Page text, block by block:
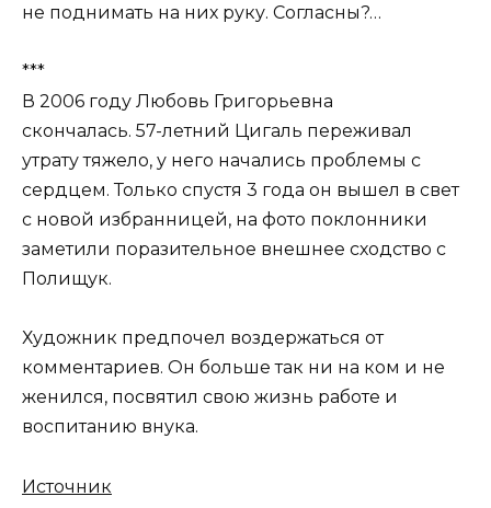
не поднимать на них руку. Согласны?…
***
В 2006 году Любовь Григорьевна
скончалась. 57-летний Цигаль переживал
утрату тяжело, у него начались проблемы с
сердцем. Только спустя 3 года он вышел в свет
с новой избранницей, на фото поклонники
заметили поразительное внешнее сходство с
Полищук.
Художник предпочел воздержаться от
комментариев. Он больше так ни на ком и не
женился, посвятил свою жизнь работе и
воспитанию внука.
Источник